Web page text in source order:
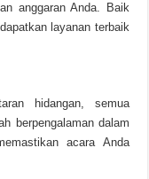
anggaran Anda. Baik
layanan terbaik
hidangan, semua
berpengalaman dalam
acara Anda